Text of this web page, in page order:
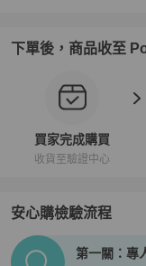
下單後，商品收至
買家完成購買
收貨至驗證中心
安心購檢驗流程
PopChill拍拍圈正品
第一關：專